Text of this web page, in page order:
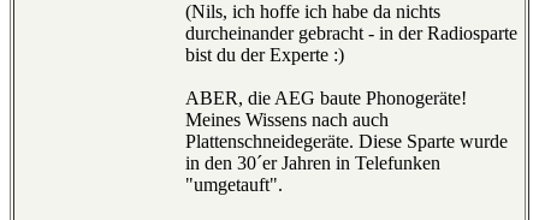
(Nils, ich hoffe ich habe da nichts
durcheinander gebracht - in der Radiosparte
bist du der Experte :)
ABER, die AEG baute Phonogeräte!
Meines Wissens nach auch
Plattenschneidegeräte. Diese Sparte wurde
in den 30´er Jahren in Telefunken
"umgetauft".